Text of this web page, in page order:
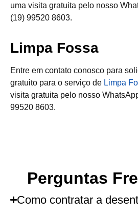
uma visita gratuita pelo nosso
(19) 99520 8603.
Limpa Fossa
Entre em contato conosco para
gratuito para o serviço de Limpa
visita gratuita pelo nosso
99520 8603.
Perguntas
Como contratar a